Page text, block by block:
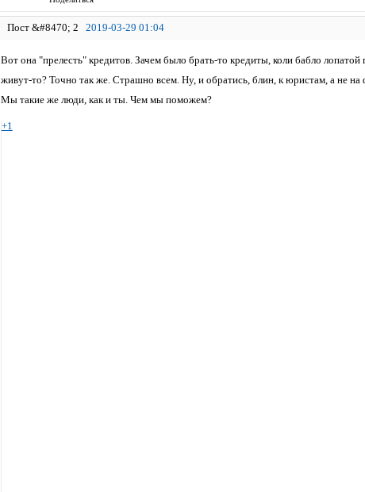
2 2019-03-29 01:04
Вот она "прелесть" кредитов. Зачем было брать-то кредиты, коли бабло
живут-то? Точно так же. Страшно всем. Ну, и обратись, блин, к юристам, а не
Мы такие же люди, как и ты. Чем мы поможем?
+1